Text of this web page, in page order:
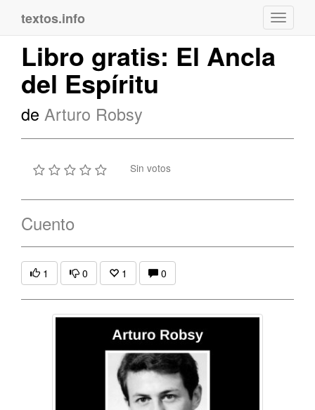
textos.info
Libro gratis: El Ancla
del Espíritu
de Arturo Robsy
Sin votos
Cuento
1 0 1 0